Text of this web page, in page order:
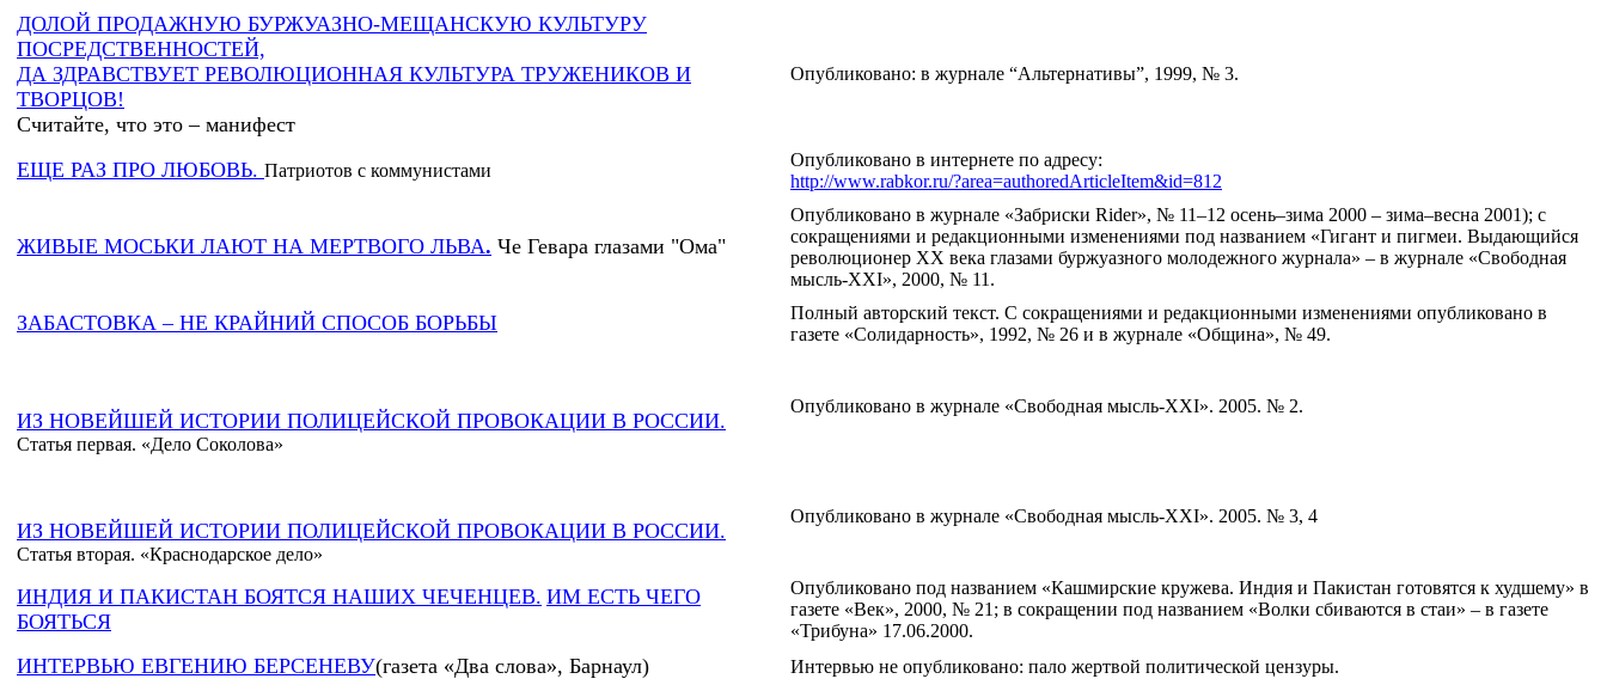
ДОЛОЙ ПРОДАЖНУЮ БУРЖУАЗНО-МЕЩАНСКУЮ КУЛЬТУРУ
ПОСРЕДСТВЕННОСТЕЙ,
ДА ЗДРАВСТВУЕТ РЕВОЛЮЦИОННАЯ КУЛЬТУРА ТРУЖЕНИКОВ И
ТВОРЦОВ!
Считайте, что это – манифест
Опубликовано: в журнале “Альтернативы”, 1999, № 3.
ЕЩЕ РАЗ ПРО ЛЮБОВЬ. Патриотов с коммунистами
Опубликовано в интернете по адресу:
http://www.rabkor.ru/?area=authoredArticleItem&id=812
ЖИВЫЕ МОСЬКИ ЛАЮТ НА МЕРТВОГО ЛЬВА. Че Гевара глазами "Ома"
Опубликовано в журнале «Забриски Rider», № 11–12 осень–зима 2000 – зима–весна 2001); с
сокращениями и редакционными изменениями под названием «Гигант и пигмеи. Выдающийся
революционер XX века глазами буржуазного молодежного журнала» – в журнале «Свободная
мысль-XXI», 2000, № 11.
ЗАБАСТОВКА – НЕ КРАЙНИЙ СПОСОБ БОРЬБЫ
Полный авторский текст. С сокращениями и редакционными изменениями опубликовано в
газете «Солидарность», 1992, № 26 и в журнале «Община», № 49.
ИЗ НОВЕЙШЕЙ ИСТОРИИ ПОЛИЦЕЙСКОЙ ПРОВОКАЦИИ В РОССИИ.
Статья первая. «Дело Соколова»
Опубликовано в журнале «Свободная мысль-XXI». 2005. № 2.
ИЗ НОВЕЙШЕЙ ИСТОРИИ ПОЛИЦЕЙСКОЙ ПРОВОКАЦИИ В РОССИИ.
Статья вторая. «Краснодарское дело»
Опубликовано в журнале «Свободная мысль-XXI». 2005. № 3, 4
ИНДИЯ И ПАКИСТАН БОЯТСЯ НАШИХ ЧЕЧЕНЦЕВ. ИМ ЕСТЬ ЧЕГО
БОЯТЬСЯ
Опубликовано под названием «Кашмирские кружева. Индия и Пакистан готовятся к худшему» в
газете «Век», 2000, № 21; в сокращении под названием «Волки сбиваются в стаи» – в газете
«Трибуна» 17.06.2000.
ИНТЕРВЬЮ ЕВГЕНИЮ БЕРСЕНЕВУ(газета «Два слова», Барнаул) Интервью не опубликовано: пало жертвой политической цензуры.